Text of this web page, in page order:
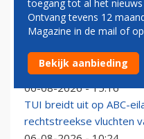
SCHIPHOL
Meer ruimte voor vracht
Lufthansa en easyJet
06-08-2026 - 15:16
TUI breidt uit op ABC-
rechtstreekse vluchten
toegang tot al het
Ontvang tevens 12
Magazine in de mail of
Bekijk aanbieding